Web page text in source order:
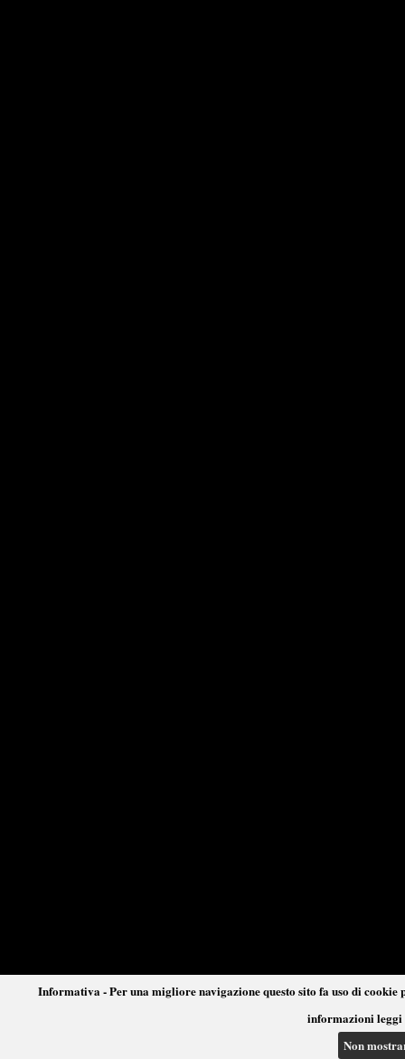
Informativa - Per una migliore navigazione questo sito fa uso di
informazioni leggi
Non